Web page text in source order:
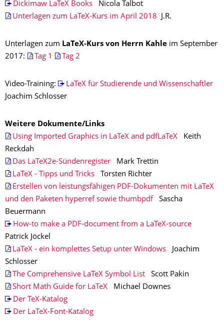
Dickimaw LaTeX BooksNicola Talbot
Unterlagen zum LaTeX-Kurs im April 2018 J.R.
Unterlagen zum LaTeX-Kurs von Herrn Kahle im September
2017:
Tag 1 Tag 2
Video-Training:
LaTeX für Studierende und Wissenschaftler
Joachim Schlosser
Weitere Dokumente/Links
Using Imported Graphics in LaTeX and pdfLaTeX Keith
Reckdah
Das LaTeX2e-Sündenregister Mark Trettin
LaTeX - Tipps und Tricks Torsten Richter
Erstellen von leistungsfähigen PDF-Dokumenten mit LaTeX
und den Paketen hyperref sowie thumbpdf Sascha
Beuermann
How-to make a PDF-document from a LaTeX-source
Patrick Jöckel
LaTeX - ein komplettes Setup unter Windows Joachim
Schlosser
The Comprehensive LaTeX Symbol List Scott Pakin
Short Math Guide for LaTeX Michael Downes
Der TeX-Katalog
Der LaTeX-Font-Katalog